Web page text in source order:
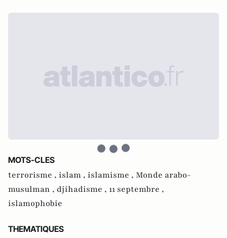
MOTS-CLES
terrorisme , islam , islamisme , Monde arabo-
musulman , djihadisme , 11 septembre ,
islamophobie
THEMATIQUES